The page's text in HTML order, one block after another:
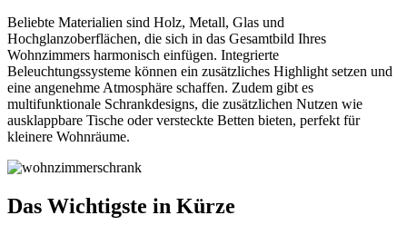
Beliebte Materialien sind Holz, Metall, Glas und
Hochglanzoberflächen, die sich in das Gesamtbild Ihres
Wohnzimmers harmonisch einfügen. Integrierte
Beleuchtungssysteme können ein zusätzliches Highlight setzen und
eine angenehme Atmosphäre schaffen. Zudem gibt es
multifunktionale Schrankdesigns, die zusätzlichen Nutzen wie
ausklappbare Tische oder versteckte Betten bieten, perfekt für
kleinere Wohnräume.
Das Wichtigste in Kürze